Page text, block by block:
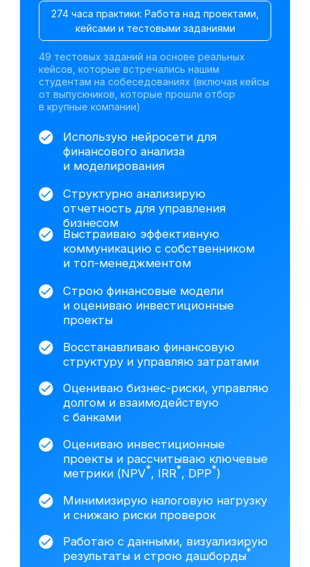
На основе исследования 3408 вакансий hh.ru
мы выделяем наиболее важные навыки,
которым клиенты обучаются на курсе
Минимизирую налоговую нагрузку
и снижаю риски проверок
Оцениваю бизнес-риски, управляю
долгом и взаимодействую
с банками
результаты и строю дашборды
Оцениваю инвестиционные
проекты и рассчитываю ключевые
метрики (NPV*, IRR*, DPP*)
На базе анализа исторических
данных построил трёхформовую
финансовую модель
развития (базовый,
оптимистичный, стрессовый),
включая прогноз выручки,
потоков.Провёл DCF*-оценку
(FCFF /FCFE ) и анализ
чувствительности.Подготовил
презентацию для собственников
стоимости компании и ключевыми
управленческими выводами.
Работа с инструментами для
Excel
Power Point
ChatGPT
1С:Бухгалтерия 8.3
Gamma
DeepSeek